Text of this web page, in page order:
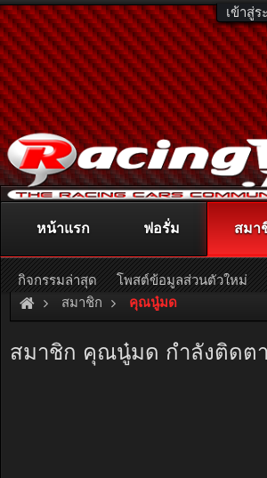
เข้าสู่
ติดต่อลงโฆษณา racingweb@gmail.comหรื
หรืออ่านรายละเอียดเพิ่มเติม
สมาชิก คุณนู๋มด
สมาชิก คุณนู๋มด กำลังติดต
หน้าแรก ฟอรั่ม สมา
กิจกรรมล่าสุด โพสต์ข้อมูลส่วนตัวใหม่